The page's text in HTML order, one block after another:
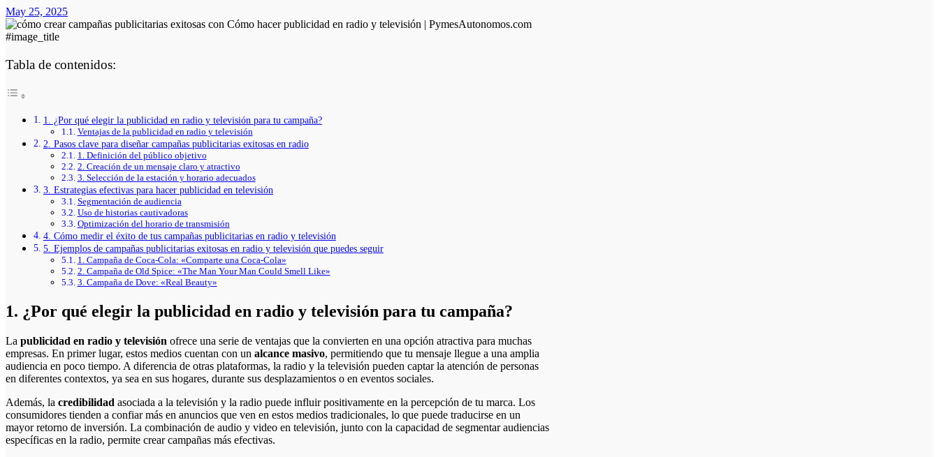
May 25, 2025
#image_title
Tabla de contenidos:
1. ¿Por qué elegir la publicidad en radio y televisión para tu campaña?
Ventajas de la publicidad en radio y televisión
2. Pasos clave para diseñar campañas publicitarias exitosas en radio
1. Definición del público objetivo
2. Creación de un mensaje claro y atractivo
3. Selección de la estación y horario adecuados
3. Estrategias efectivas para hacer publicidad en televisión
Segmentación de audiencia
Uso de historias cautivadoras
Optimización del horario de transmisión
4. Cómo medir el éxito de tus campañas publicitarias en radio y televisión
5. Ejemplos de campañas publicitarias exitosas en radio y televisión que puedes seguir
1. Campaña de Coca-Cola: «Comparte una Coca-Cola»
2. Campaña de Old Spice: «The Man Your Man Could Smell Like»
3. Campaña de Dove: «Real Beauty»
1. ¿Por qué elegir la publicidad en radio y televisión para tu campaña?
La publicidad en radio y televisión ofrece una serie de ventajas que la convierten en una opción atractiva para muchas
empresas. En primer lugar, estos medios cuentan con un alcance masivo, permitiendo que tu mensaje llegue a una amplia
audiencia en poco tiempo. A diferencia de otras plataformas, la radio y la televisión pueden captar la atención de personas
en diferentes contextos, ya sea en sus hogares, durante sus desplazamientos o en eventos sociales.
Además, la credibilidad asociada a la televisión y la radio puede influir positivamente en la percepción de tu marca. Los
consumidores tienden a confiar más en anuncios que ven en estos medios tradicionales, lo que puede traducirse en un
mayor retorno de inversión. La combinación de audio y video en televisión, junto con la capacidad de segmentar audiencias
específicas en la radio, permite crear campañas más efectivas.